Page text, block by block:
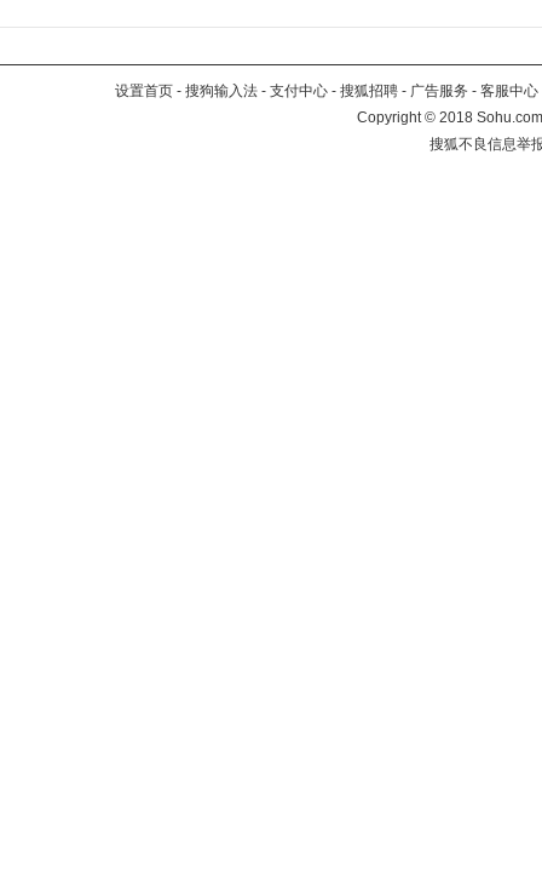
设置首页 - 搜狗输入法 - 支付中心 - 搜狐招聘 - 广告服务 - 客服中心
Copyright©2018
搜狐不良信息举